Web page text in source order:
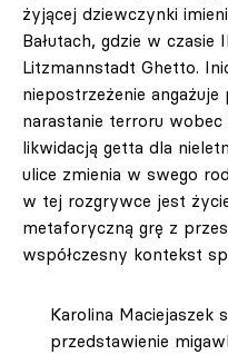
żyjącej dziewczynki
Bałutach, gdzie w
Litzmannstadt Ghetto.
niepostrzeżenie
narastanie terroru
likwidacją getta dla
ulice zmienia w swego
w tej rozgrywce jest
metaforyczną grę z
współczesny kontekst
Karolina Maciejaszek
przedstawienie